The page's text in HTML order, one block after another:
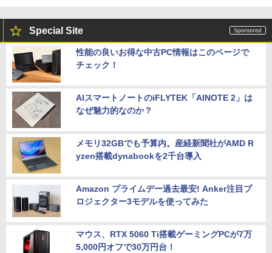
Special Site
性能の良いお得な中古PC情報はこのページで
チェック！
AIスマートノートのiFLYTEK「AINOTE 2」は
なぜ魅力的なのか？
メモリ32GBでも予算内。産経新聞社がAMD R
yzen搭載dynabookを2千台導入
Amazon プライムデー過去最安! Anker注目プ
ロジェクター3モデルを使ってみた
マウス、RTX 5060 Ti搭載ゲーミングPCが7万
5,000円オフで30万円台！